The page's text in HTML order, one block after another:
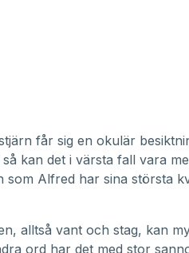
får sig en okulär
kan det i värsta fall vara
som Alfred har sina största
alltså vant och stag, kan
ord har det med stor